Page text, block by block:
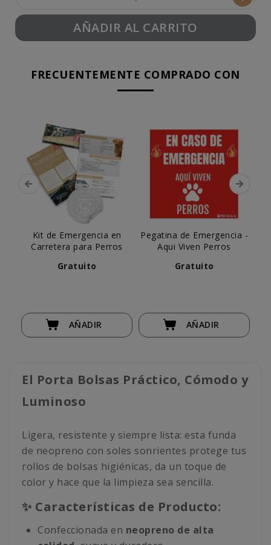
AÑADIR AL CARRITO
FRECUENTEMENTE COMPRADO CON
Kit de Emergencia en
Carretera para Perros
Gratuito
AÑADIR
Pegatina de Emergencia -
Aqui Viven Perros
Gratuito
AÑADIR
El Porta Bolsas Práctico, Cómodo y
Luminoso
Ligera, resistente y siempre lista: esta funda
de neopreno con soles sonrientes protege tus
rollos de bolsas higiénicas, da un toque de
color y hace que la limpieza sea sencilla.
✨ Características de Producto:
Confeccionada en neopreno de alta